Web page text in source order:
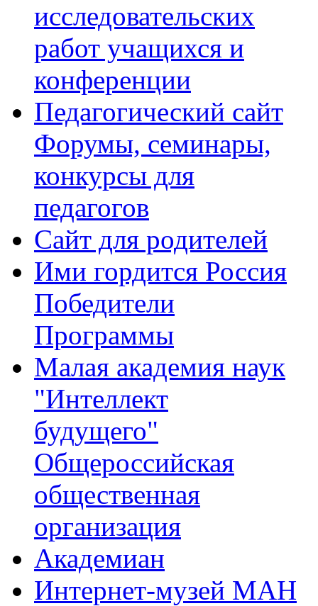
исследовательских
работ учащихся и
конференции
Педагогический сайт
Форумы, семинары,
конкурсы для
педагогов
Сайт для родителей
Ими гордится Россия
Победители
Программы
Малая академия наук
"Интеллект
будущего"
Общероссийская
общественная
организация
Академиан
Интернет-музей МАН